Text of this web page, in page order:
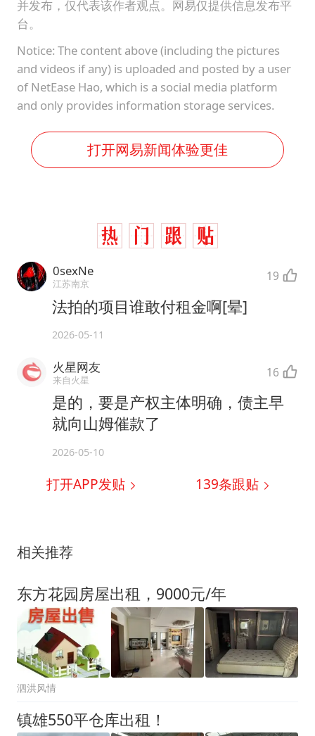
并发布，仅代表该作者观点。网易仅提供信息发布平
台。
Notice: The content above (including the pictures
and videos if any) is uploaded and posted by a user
of NetEase Hao, which is a social media platform
and only provides information storage services.
打开网易新闻体验更佳
0sexNe
江苏南京 19
法拍的项目谁敢付租金啊[晕]
2026-05-11
火星网友
来自火星 16
是的，要是产权主体明确，债主早
就向山姆催款了
2026-05-10
打开APP发贴 139条跟贴
相关推荐
东方花园房屋出租，9000元/年
泗洪风情
镇雄550平仓库出租！